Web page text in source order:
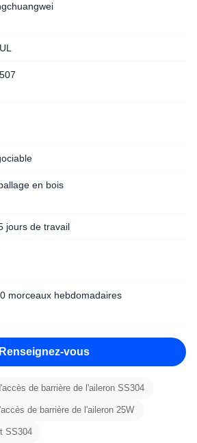
en bois
jours de travail
morceaux hebdomadaires
Renseignez-vous
de barrière de l'aileron SS304
de barrière de l'aileron 25W
SS304